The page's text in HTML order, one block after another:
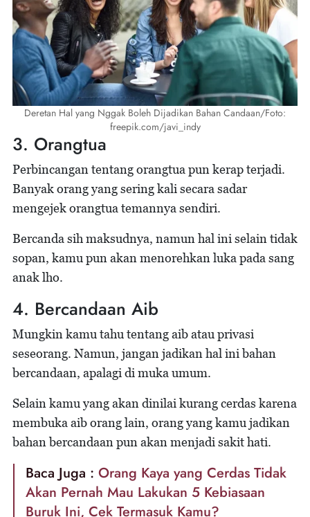
Deretan Hal yang Nggak Boleh Dijadikan Bahan Candaan/Foto:
freepik.com/javi_indy
3. Orangtua
Perbincangan tentang orangtua pun kerap terjadi.
Banyak orang yang sering kali secara sadar
mengejek orangtua temannya sendiri.
Bercanda sih maksudnya, namun hal ini selain tidak
sopan, kamu pun akan menorehkan luka pada sang
anak lho.
4. Bercandaan Aib
Mungkin kamu tahu tentang aib atau privasi
seseorang. Namun, jangan jadikan hal ini bahan
bercandaan, apalagi di muka umum.
Selain kamu yang akan dinilai kurang cerdas karena
membuka aib orang lain, orang yang kamu jadikan
bahan bercandaan pun akan menjadi sakit hati.
Baca Juga : Orang Kaya yang Cerdas Tidak
Akan Pernah Mau Lakukan 5 Kebiasaan
Buruk Ini, Cek Termasuk Kamu?